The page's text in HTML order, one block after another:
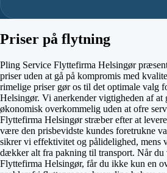
Priser på flytning
Pling Service Flyttefirma Helsingør
priser uden at gå på kompromis med
rimelige priser gør os til det optimale valg
Helsingør. Vi anerkender vigtigheden af at
økonomisk overkommelig uden at ofre
Flyttefirma Helsingør stræber efter at
være den prisbevidste kundes foretrukne
sikrer vi effektivitet og pålidelighed, mens
dækker alt fra pakning til transport. Når
Flyttefirma Helsingør, får du ikke kun en